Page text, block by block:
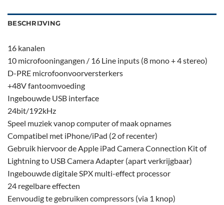
BESCHRIJVING
16 kanalen
10 microfooningangen / 16 Line inputs (8 mono + 4 stereo)
D-PRE microfoonvoorversterkers
+48V fantoomvoeding
Ingebouwde USB interface
24bit/192kHz
Speel muziek vanop computer of maak opnames
Compatibel met iPhone/iPad (2 of recenter)
Gebruik hiervoor de Apple iPad Camera Connection Kit of
Lightning to USB Camera Adapter (apart verkrijgbaar)
Ingebouwde digitale SPX multi-effect processor
24 regelbare effecten
Eenvoudig te gebruiken compressors (via 1 knop)